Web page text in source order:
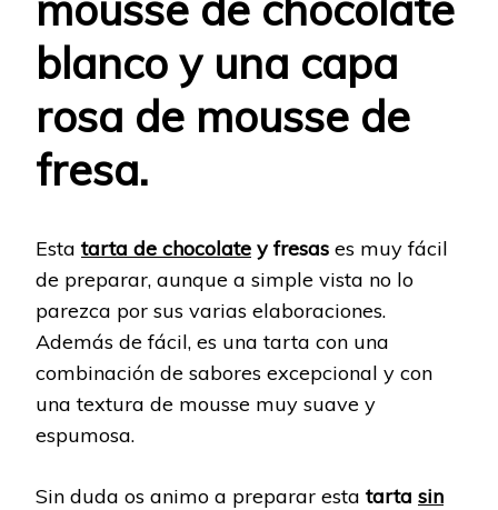
blanco y una capa
rosa de mousse de
fresa.
Estatarta de chocolate y fresas es muy fácil
de preparar, aunque a simple vista no lo
parezca por sus varias elaboraciones.
Además de fácil, es una tarta con una
combinación de sabores excepcional y con
una textura de mousse muy suave y
espumosa.
Sin duda os animo a preparar estatarta sin